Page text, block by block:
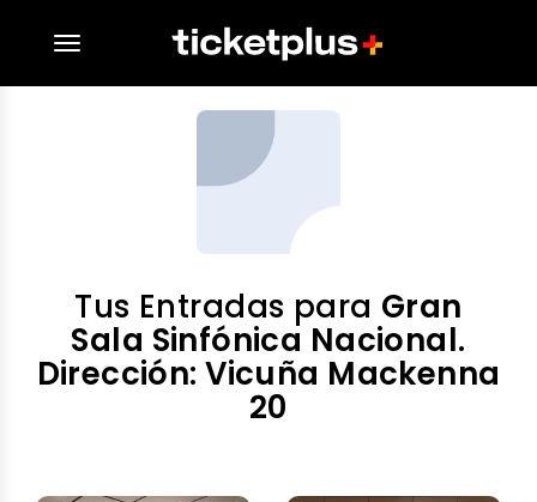
desplegar navegación
Tus Entradas para Gran
Sala Sinfónica Nacional.
Dirección: Vicuña Mackenna
20